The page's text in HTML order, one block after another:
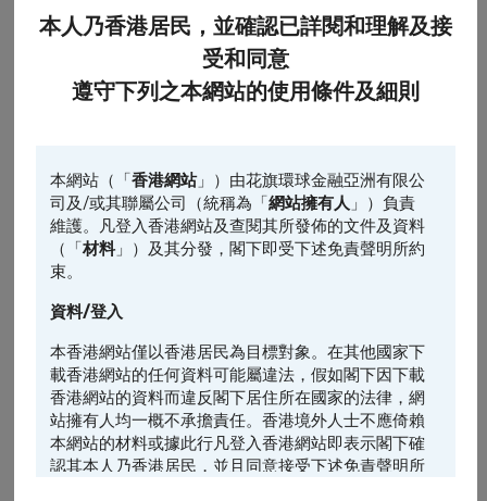
本人乃香港居民，並確認已詳閱和理解及接
受和同意
遵守下列之本網站的使用條件及細則
本網站（「香港網站」）由花旗環球金融亞洲有限公
司及/或其聯屬公司（統稱為「網站擁有人 」）負責
維護。凡登入香港網站及查閱其所發佈的文件及資料
（「材料」）及其分發，閣下即受下述免責聲明所約
束。
資料/登入
本香港網站僅以香港居民為目標對象。在其他國家下
載香港網站的任何資料可能屬違法，假如閣下因下載
香港網站的資料而違反閣下居住所在國家的法律，網
站擁有人均一概不承擔責任。香港境外人士不應倚賴
本網站的材料或據此行凡登入香港網站即表示閣下確
認其本人乃香港居民，並且同意接受下述免責聲明所
圖表種類
棒型圖
技術分析
請選擇
輔助圖表
請選擇
中移成交額(千萬港元)
10:00 13:00 15:00
82.2
82.3
82.4
82.5
82.6